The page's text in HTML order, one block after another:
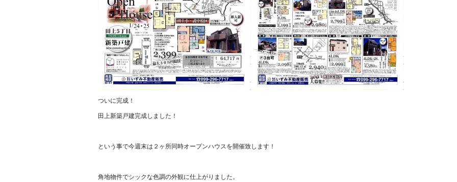
ついに完成！
田上新築戸建完成しました！
という事で今週末は２ヶ所同時オープンハウスを開催致します！
角地物件でシックな色調の外観に仕上がりました。